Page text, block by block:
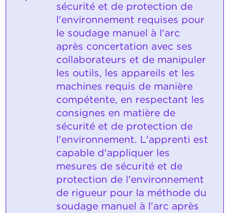
sécurité et de protection de
l'environnement requises pour
le soudage manuel à l'arc
après concertation avec ses
collaborateurs et de manipuler
les outils, les appareils et les
machines requis de manière
compétente, en respectant les
consignes en matière de
sécurité et de protection de
l'environnement. L'apprenti est
capable d'appliquer les
mesures de sécurité et de
protection de l'environnement
de rigueur pour la méthode du
soudage manuel à l'arc après